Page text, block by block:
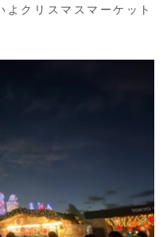
よクリスマスマーケット